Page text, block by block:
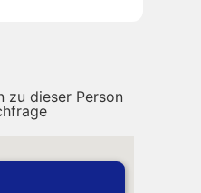
zu dieser Person